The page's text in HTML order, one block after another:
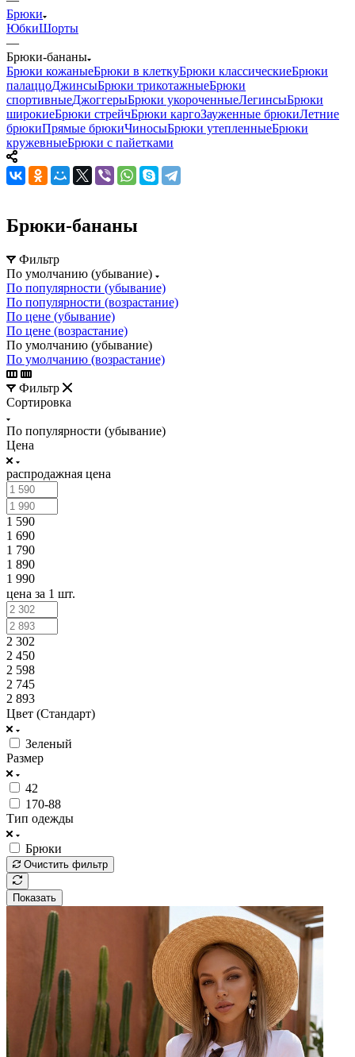
Брюки
ЮбкиШорты
—
Брюки-бананы
Брюки кожаныеБрюки в клеткуБрюки классическиеБрюки
палаццоДжинсыБрюки трикотажныеБрюки
спортивныеДжоггерыБрюки укороченныеЛегинсыБрюки
широкиеБрюки стрейчБрюки каргоЗауженные брюкиЛетние
брюкиПрямые брюкиЧиносыБрюки утепленныеБрюки
кружевныеБрюки с пайетками
Брюки-бананы
Фильтр
По умолчанию (убывание)
По популярности (убывание)
По популярности (возрастание)
По цене (убывание)
По цене (возрастание)
По умолчанию (убывание)
По умолчанию (возрастание)
Фильтр
Сортировка
По популярности (убывание)
Цена
распродажная цена
1 590
1 690
1 790
1 890
1 990
цена за 1 шт.
2 302
2 450
2 598
2 745
2 893
Цвет (Стандарт)
Зеленый
Размер
42
170-88
Тип одежды
Брюки
Очистить фильтр
Показать